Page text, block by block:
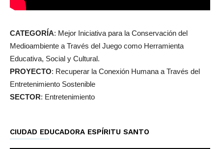
CATEGORÍA: Mejor Iniciativa para la Conservación del
Medioambiente a Través del Juego como Herramienta
Educativa, Social y Cultural.
PROYECTO: Recuperar la Conexión Humana a Través del
Entretenimiento Sostenible
SECTOR: Entretenimiento
CIUDAD EDUCADORA ESPÍRITU SANTO